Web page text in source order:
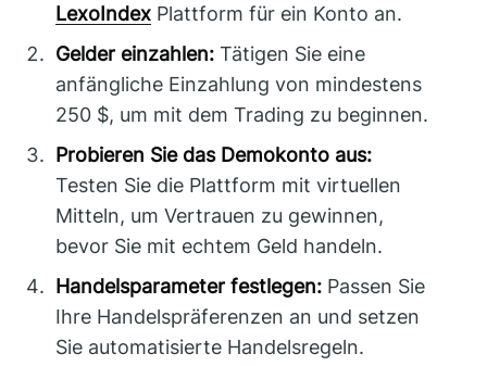
LexoIndex Plattform für ein Konto an.
Gelder einzahlen: Tätigen Sie eine
anfängliche Einzahlung von mindestens
250 $, um mit dem Trading zu beginnen.
Probieren Sie das Demokonto aus:
Testen Sie die Plattform mit virtuellen
Mitteln, um Vertrauen zu gewinnen,
bevor Sie mit echtem Geld handeln.
Handelsparameter festlegen: Passen Sie
Ihre Handelspräferenzen an und setzen
Sie automatisierte Handelsregeln.